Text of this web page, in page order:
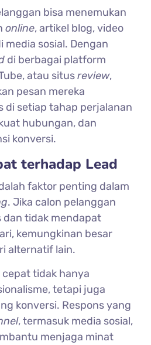
bisa menemukan
online, artikel blog, video
media sosial. Dengan
di berbagai platform
atau situsreview,
pesan mereka
di setiap tahap perjalanan
hubungan, dan
konversi.
terhadap Lead
faktor penting dalam
. Jika calon pelanggan
tidak mendapat
kemungkinan besar
alternatif lain.
tidak hanya
tetapi juga
konversi. Respons yang
, termasuk media sosial,
menjaga minat